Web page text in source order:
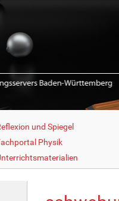
und Spiegel
Physik